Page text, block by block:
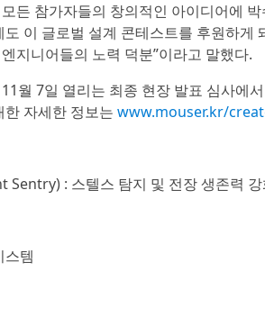
든 참가자들의 창의적인 아이디어에
이 글로벌 설계 콘테스트를 후원하게
지니어들의 노력 덕분”이라고 말했다.
월 7일 열리는 최종 현장 발표 심사에
자세한 정보는 www.mouser.kr/
Sentry) : 스텔스 탐지 및 전장 생존력
스템